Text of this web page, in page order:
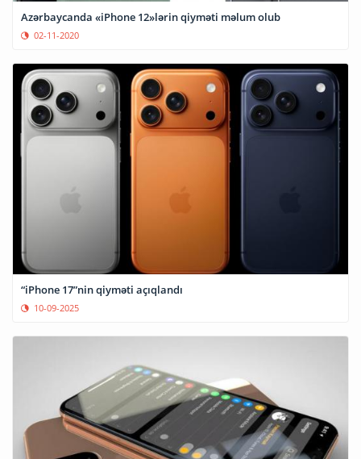
Azərbaycanda «iPhone 12»lərin qiyməti məlum olub
02-11-2020
“iPhone 17”nin qiyməti açıqlandı
10-09-2025